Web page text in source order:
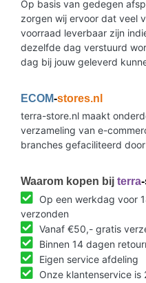
Op basis van gedegen
zorgen wij ervoor dat veel
voorraad leverbaar zijn
dezelfde dag verstuurd
dag bij jouw geleverd
ECOM-stores.nl
terra-store.nl maakt
verzameling van e-
branches gefaciliteerd door
Waarom kopen bij terra
Op een werkdag voor
verzonden
Vanaf €50,- gratis
Binnen 14 dagen
Eigen service afdeling
Onze klantenservice